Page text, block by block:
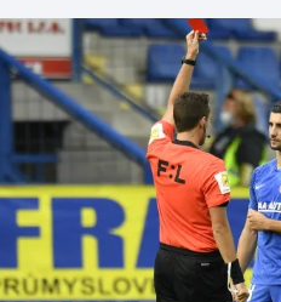
Cyklistika
DALŠÍ SPORTY
Americký fotbal
Baseball a softbal
Basketbal
NEPŘEHLÉDNĚTE
Soutěže
Historické návraty